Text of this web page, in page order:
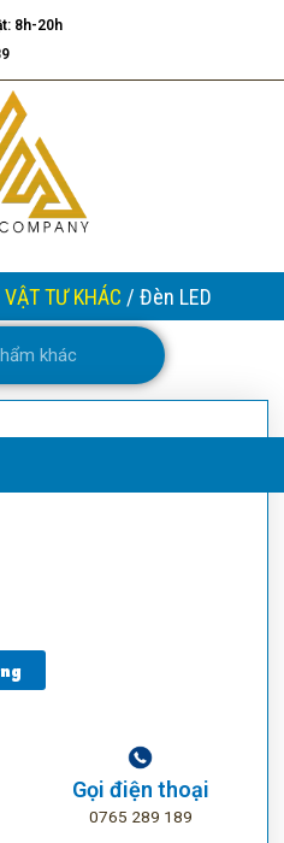
8h-20h
VẬT TƯ KHÁC / Đèn LED
Gọi điện thoại
0765 289 189